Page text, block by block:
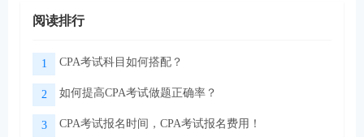
阅读排行
1 CPA考试科目如何搭配？
2 如何提高CPA考试做题正确率？
3 CPA考试报名时间，CPA考试报名费用！